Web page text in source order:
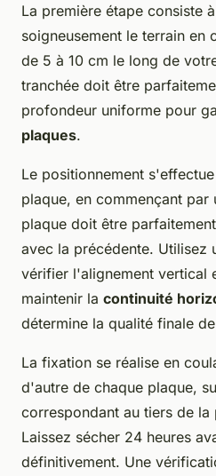
La première étape consiste
soigneusement le terrain en
de 5 à 10 cm le long de
tranchée doit être
profondeur uniforme pour
plaques.
Le positionnement
plaque, en commençant par
plaque doit être
avec la précédente. Utilisez
vérifier l'alignement vertical
maintenir la continuité
détermine la qualité finale
La fixation se réalise en
d'autre de chaque plaque,
correspondant au tiers de la
Laissez sécher 24 heures
définitivement. Une